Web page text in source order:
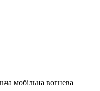
мобільна вогнева